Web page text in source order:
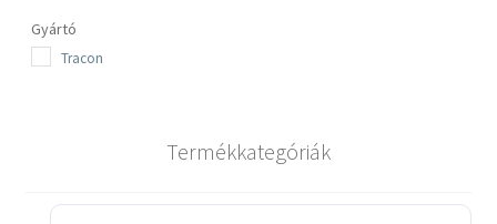
Gyártó
Tracon
Termékkategóriák